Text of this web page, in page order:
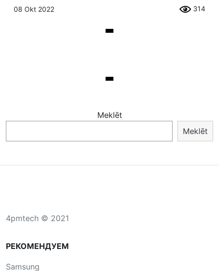
08 Okt 2022 314
Meklēt
Meklēt
4pmtech © 2021
РЕКОМЕНДУЕМ
Samsung